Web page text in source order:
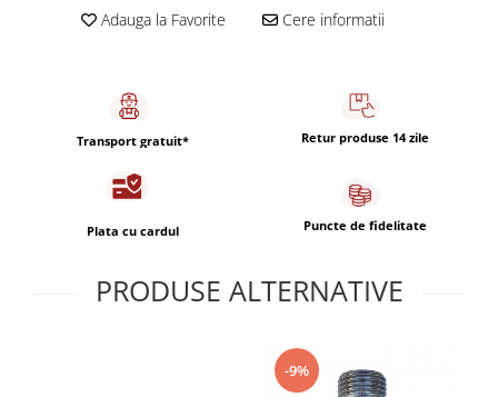
Adauga la Favorite Cere informatii
Transport gratuit* Retur produse 14 zile
Plata cu cardul Puncte de fidelitate
PRODUSE ALTERNATIVE
-9%